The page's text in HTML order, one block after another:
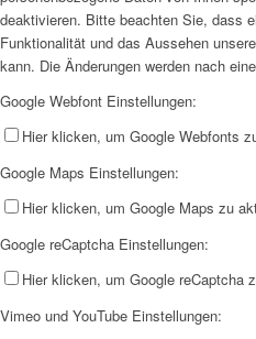
deaktivieren. Bitte beachten Sie, dass
Funktionalität und das Aussehen
kann. Die Änderungen werden nach
Google Webfont Einstellungen:
Hier klicken, um Google Webfonts
Google Maps Einstellungen:
Hier klicken, um Google Maps zu
Google reCaptcha Einstellungen:
Hier klicken, um Google reCaptcha
Vimeo und YouTube Einstellungen: